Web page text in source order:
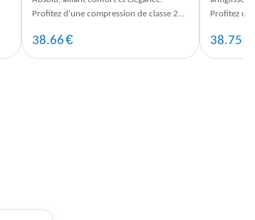
Profitez d'une compression de classe 2
38.66€
Profitez
38.75